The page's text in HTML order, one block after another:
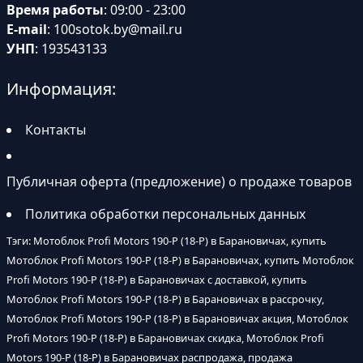
Время работы: 09:00 - 23:00
E-mail: 100sotok.by@mail.ru
УНП: 193543133
Информация:
Контакты
Публичная оферта (предложение) о продаже товаров
Политика обработки персональных данных
Тэги: Мотоблок Profi Motors 190-P (18-P) в Барановичах, купить
Мотоблок Profi Motors 190-P (18-P) в Барановичах, купить Мотоблок
Profi Motors 190-P (18-P) в Барановичах с доставкой, купить
Мотоблок Profi Motors 190-P (18-P) в Барановичах в рассрочку,
Мотоблок Profi Motors 190-P (18-P) в Барановичах акция, Мотоблок
Profi Motors 190-P (18-P) в Барановичах скидка, Мотоблок Profi
Motors 190-P (18-P) в Барановичах распродажа, продажа